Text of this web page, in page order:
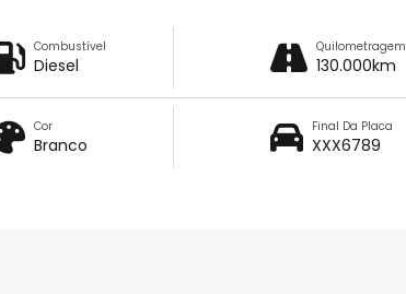
Combustível
Diesel
Quilometragem
130.000km
Cor
Branco
Final Da Placa
XXX6789